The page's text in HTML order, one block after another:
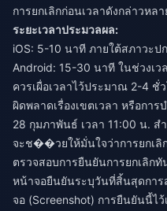
การยกเลิกก่อนเวลาดังกล่าวห
ระยะเวลาประมวลผล:
iOS: 5-10 นาที ภายใต้สภาวะป
Android: 15-30 นาที ในช่วงเ
ควรเผื่อเวลาไว้ประมาณ 2-4
ผิดพลาดเรื่องเขตเวลา หรือกา
28 กุมภาพันธ์ เวลา 11:00 น. ส
จะช��วยให้มั่นใจว่าการยกเลิ
ตรวจสอบการยืนยันการยกเลิก
หน้าจอยืนยันระบุวันที่สิ้นสุดกา
จอ (Screenshot) การยืนยันนี้ไ